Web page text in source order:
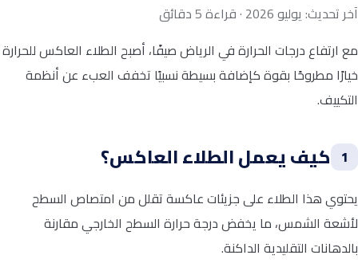
آخر تحديث: يوليو 2026 · قراءة 5 دقائق
مع ارتفاع درجات الحرارة في الرياض صيفًا، أصبح الطلاء العاكس للحرارة
خيارًا مطروحًا بقوة كإضافة بسيطة نسبيًا تخفف العبء عن أنظمة
التكييف.
1 كيف يعمل الطلاء العاكس؟
يحتوي هذا الطلاء على جزيئات عاكسة تقلل من امتصاص السطح
لأشعة الشمس، ما يخفض درجة حرارة السطح الخارجي مقارنة
بالدهانات التقليدية الداكنة.